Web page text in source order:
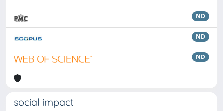
ND
ND
ND
social impact